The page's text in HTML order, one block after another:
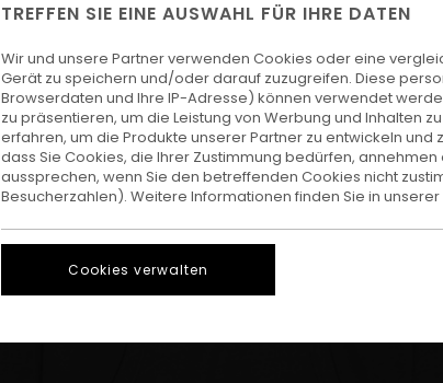
TREFFEN SIE EINE AUSWAHL FÜR IHRE DATEN
Wir und unsere Partner verwenden Cookies oder eine
Gerät zu speichern und/oder darauf zuzugreifen. Diese
Browserdaten und Ihre IP-Adresse) können verwendet
zu präsentieren, um die Leistung von Werbung und Inhalten
erfahren, um die Produkte unserer Partner zu entwickeln und
dass Sie Cookies, die Ihrer Zustimmung bedürfen,
aussprechen, wenn Sie den betreffenden Cookies nicht
Besucherzahlen). Weitere Informationen finden Sie in unserer
Cookies verwalten